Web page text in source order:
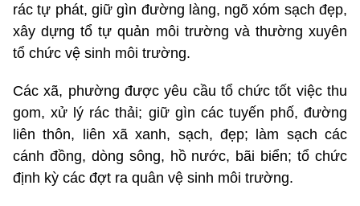
rác tự phát, giữ gìn đường làng, ngõ xóm sạch đẹp,
xây dựng tổ tự quản môi trường và thường xuyên
tổ chức vệ sinh môi trường.
Các xã, phường được yêu cầu tổ chức tốt việc thu
gom, xử lý rác thải; giữ gìn các tuyến phố, đường
liên thôn, liên xã xanh, sạch, đẹp; làm sạch các
cánh đồng, dòng sông, hồ nước, bãi biển; tổ chức
định kỳ các đợt ra quân vệ sinh môi trường.